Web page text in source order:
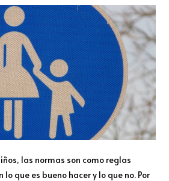
las normas son como reglas
que es bueno hacer y lo que no. Por